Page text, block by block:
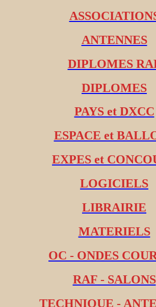
ANTENNES
DIPLOMES
DIPLOMES
PAYS et DXCC
ESPACE et
EXPES et
LOGICIELS
LIBRAIRIE
MATERIELS
OC - ONDES
RAF - SALONS
TECHNIQUE -